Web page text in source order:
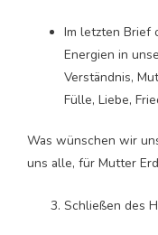
Im letzten Brief
Energien in
Verständnis,
Fülle, Liebe,
Was wünschen wir
uns alle, für Mutter
Schließen des